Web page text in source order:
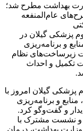
بهداشت مطرح شد؛
عام‌المنفعه
پزشکی گیلان در
و برنامه‌ریزی
زیرساخت‌های نظام
تکمیل و احداث
پزشکی گیلان امروز با
و برنامه‌ریزی
و گفت‌وگو کرد.
و نشست مشترک با
وزارت بهداشت، درمان